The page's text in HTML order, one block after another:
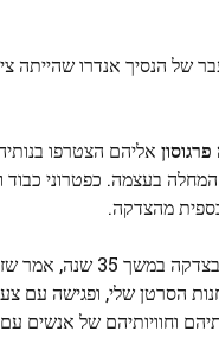
של הנסיך אנדרו שהייתה
אליהם הצטרפו
בעצמה. כפטרוני כבוד
מהצדקה.
פרגוסון,
הסרטן שלי, ופגישה עם
וחוויותיהם של